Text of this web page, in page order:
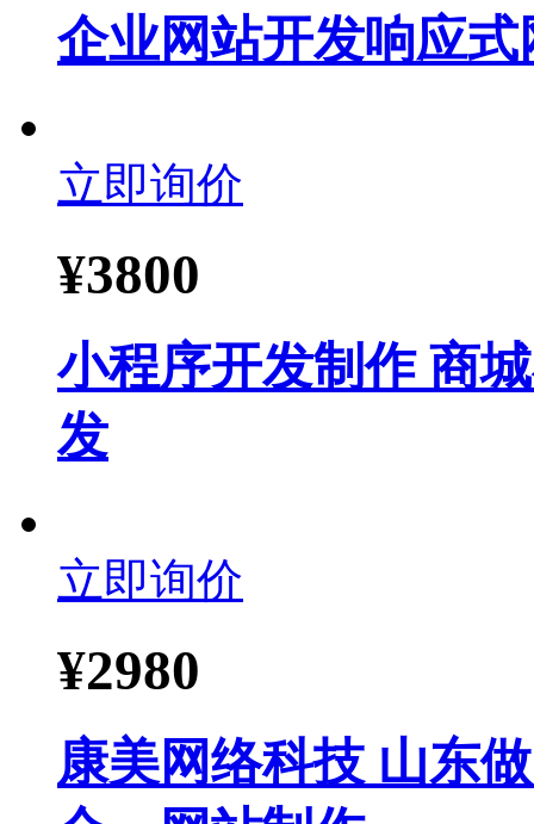
企业网站开发响应
立即询价
¥3800
小程序开发制作 商
发
立即询价
¥2980
康美网络科技 山东